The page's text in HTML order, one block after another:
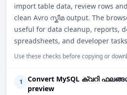
import table data, review rows
clean Avro സ്കീമ output. The
useful for data cleanup, reports,
spreadsheets, and developer
Use these checks before copying or
1
Convert MySQL ക്വറി
preview